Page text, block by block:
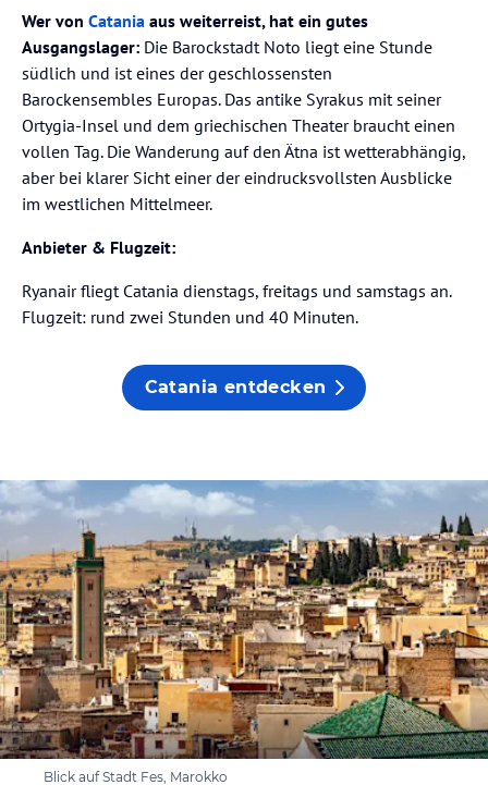
Wer von Catania aus weiterreist, hat ein gutes
Ausgangslager: Die Barockstadt Noto liegt eine Stunde
südlich und ist eines der geschlossensten
Barockensembles Europas. Das antike Syrakus mit seiner
Ortygia-Insel und dem griechischen Theater braucht einen
vollen Tag. Die Wanderung auf den Ätna ist wetterabhängig,
aber bei klarer Sicht einer der eindrucksvollsten Ausblicke
im westlichen Mittelmeer.
Anbieter & Flugzeit:
Ryanair fliegt Catania dienstags, freitags und samstags an.
Flugzeit: rund zwei Stunden und 40 Minuten.
Catania entdecken
Blick auf Stadt Fes, Marokko